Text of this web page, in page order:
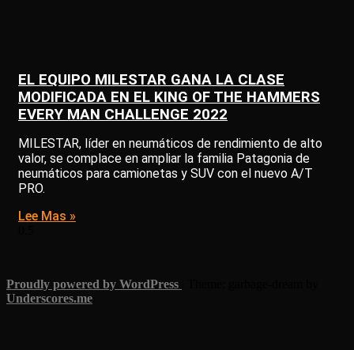
EL EQUIPO MILESTAR GANA LA CLASE
MODIFICADA EN EL KING OF THE HAMMERS
EVERY MAN CHALLENGE 2022
MILESTAR, líder en neumáticos de rendimiento de alto
valor, se complace en ampliar la familia Patagonia de
neumáticos para camionetas y SUV con el nuevo A/T
PRO.
Lee Mas »
Proudly powered by WordPress
Underscores.me